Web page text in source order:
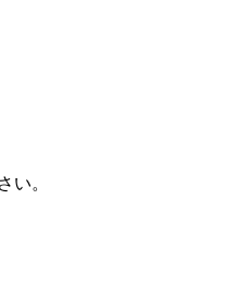
い。